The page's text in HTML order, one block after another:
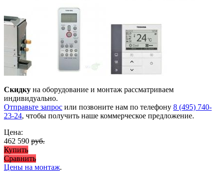
Скидку на оборудование и монтаж рассматриваем
индивидуально.
Отправьте запрос или позвоните нам по телефону 8 (495) 740-
23-24, чтобы получить наше коммерческое предложение.
Цена:
462 590 руб.
Купить
Сравнить
Цены на монтаж.